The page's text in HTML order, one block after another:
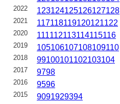
2022 123124125126127128
2021 117118119120121122
2020 111112113114115116
2019 105106107108109110
2018 99100101102103104
2017 9798
2016 9596
2015 9091929394